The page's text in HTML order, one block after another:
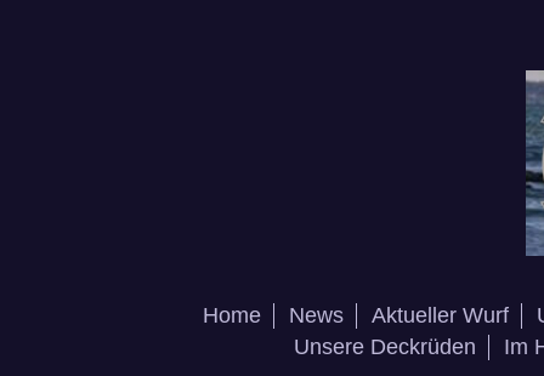
Home News Aktueller Wurf
Unsere Deckrüden
Im